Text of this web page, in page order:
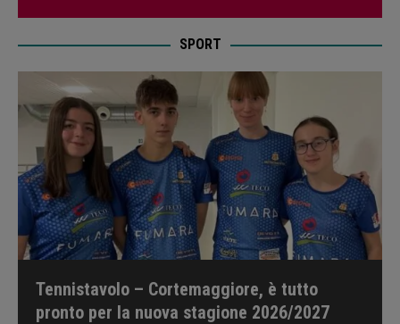
SPORT
Tennistavolo – Cortemaggiore, è tutto
pronto per la nuova stagione 2026/2027